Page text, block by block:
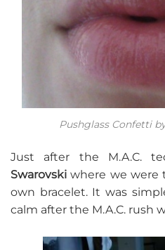
Pushglass Confetti
Just after the M.A.C.
Swarovski where we were
own bracelet. It was
calm after the M.A.C. rush